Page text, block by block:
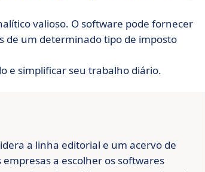
valioso. O software pode fornecer
de um determinado tipo de imposto
e simplificar seu trabalho diário.
a linha editorial e um acervo de
a escolher os softwares